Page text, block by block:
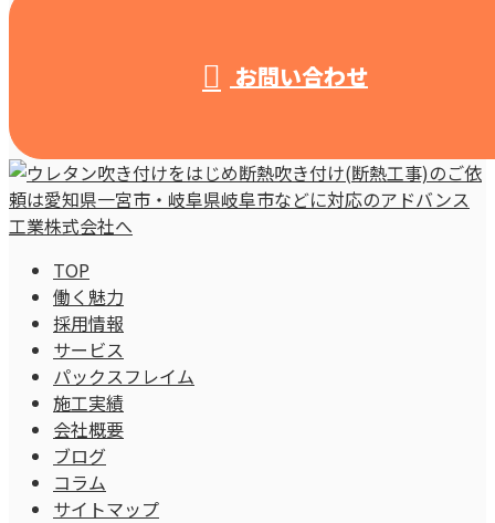
お問い合わせ
TOP
働く魅力
採用情報
サービス
パックスフレイム
施工実績
会社概要
ブログ
コラム
サイトマップ